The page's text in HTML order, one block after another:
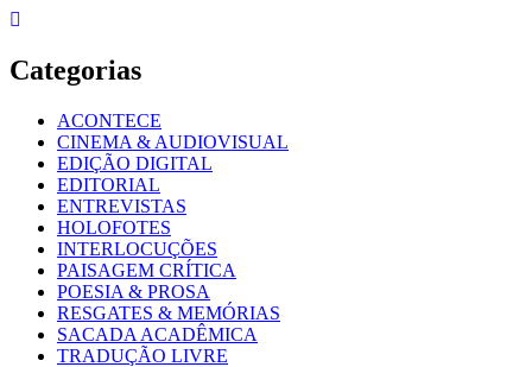
Skip
content
Categorias
ACONTECE
CINEMA & AUDIOVISUAL
EDIÇÃO DIGITAL
EDITORIAL
ENTREVISTAS
HOLOFOTES
INTERLOCUÇÕES
PAISAGEM CRÍTICA
POESIA & PROSA
RESGATES & MEMÓRIAS
SACADA ACADÊMICA
TRADUÇÃO LIVRE